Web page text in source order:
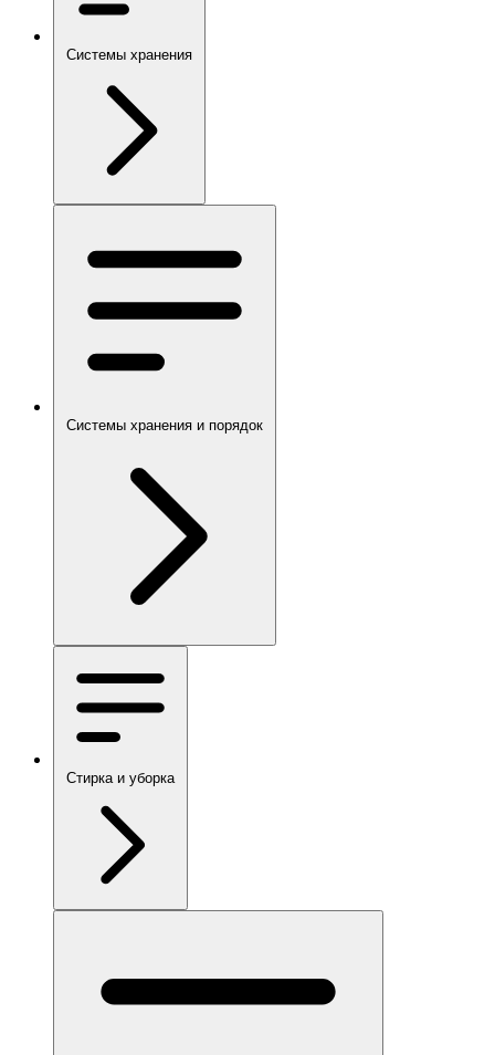
Системы хранения
Системы хранения и порядок
Стирка и уборка